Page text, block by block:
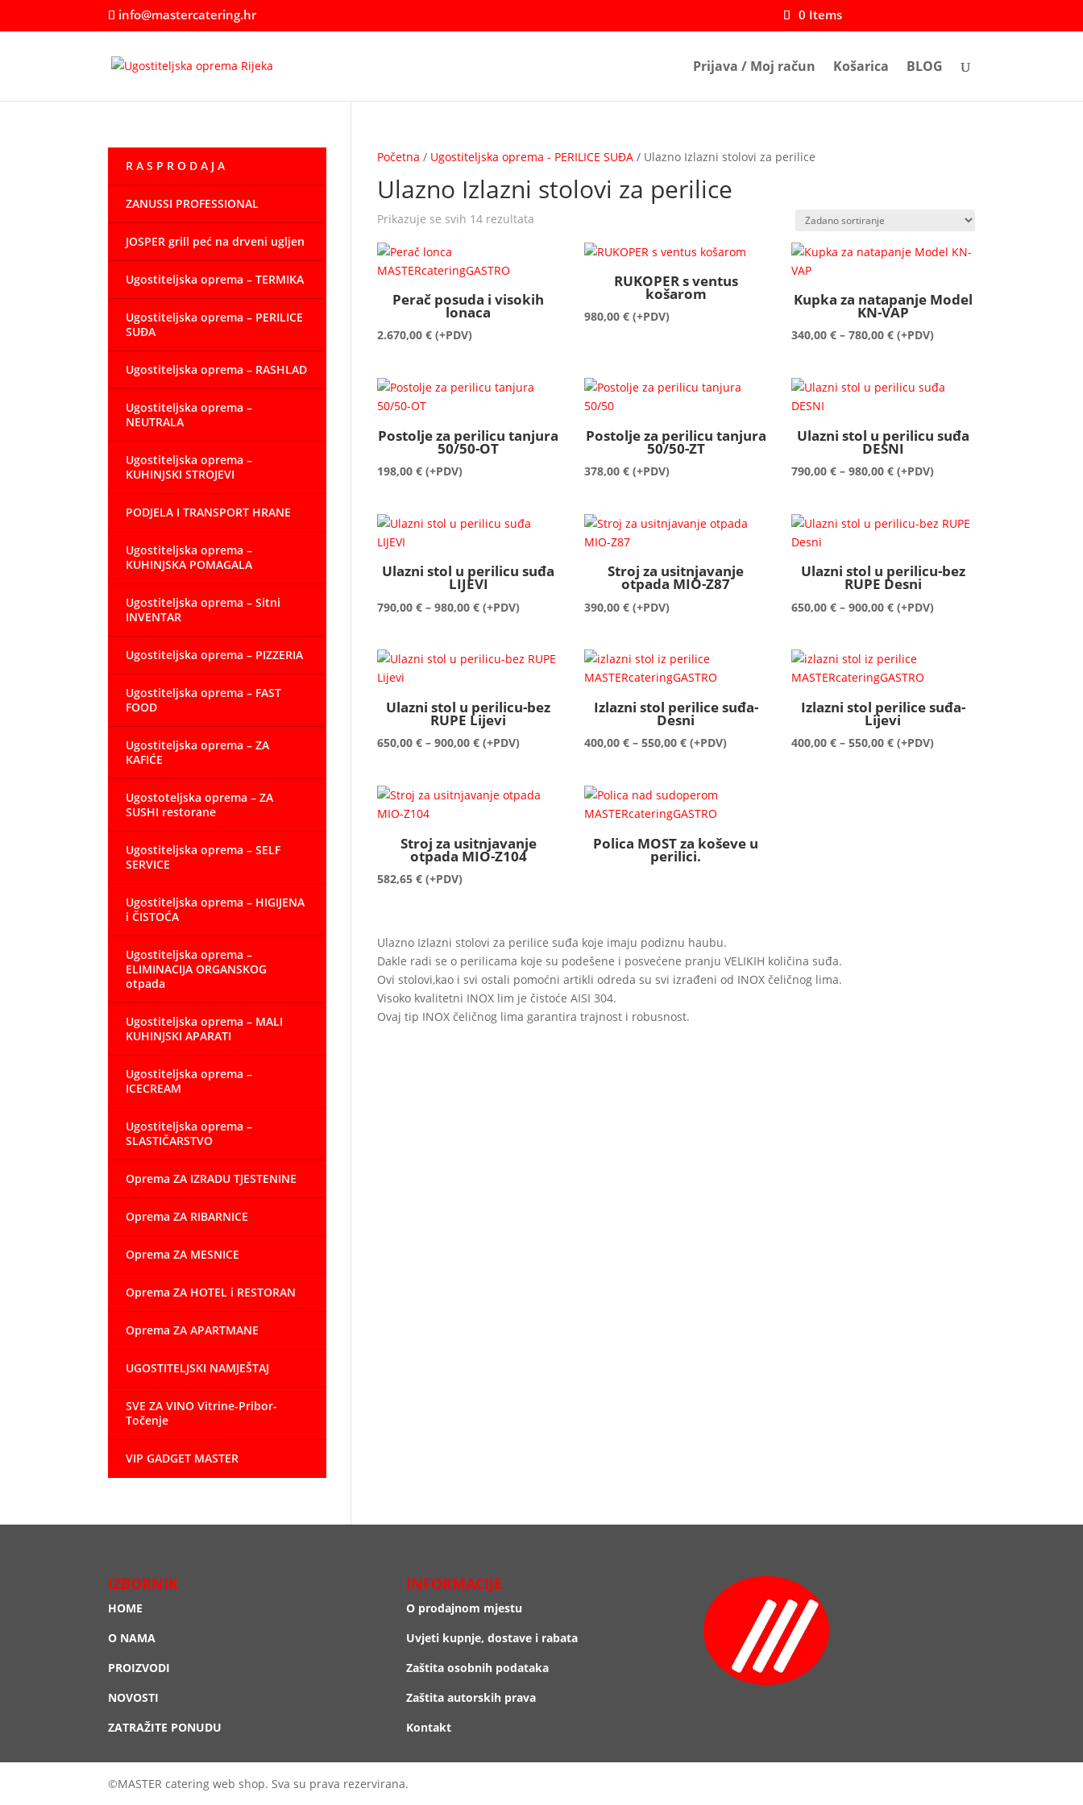
info@mastercatering.hr 0 Items
Prijava / Moj račun Košarica BLOG
Početna / Ugostiteljska oprema - PERILICE SUĐA/ Ulazno Izlazni stolovi za perilice
Ulazno Izlazni stolovi za perilice
Prikazuje se svih 14 rezultata
Perač posuda i visokih
lonaca
2.670,00 € (+PDV)
RUKOPER s ventus
košarom
980,00 € (+PDV)
Kupka za natapanje Model
KN-VAP
340,00€ – 780,00€Raspon
340,00 €
780,00 €
(+PDV)
Postolje za perilicu tanjura
50/50-OT
198,00 € (+PDV)
Postolje za perilicu tanjura
50/50-ZT
378,00 € (+PDV)
Ulazni stol u perilicu suđa
DESNI
790,00€ – 980,00€Raspon
790,00 €
980,00 €
(+PDV)
Ulazni stol u perilicu suđa
LIJEVI
790,00 € – 980,00 €Raspon
790,00 €
980,00 €
(+PDV)
Stroj za usitnjavanje
otpada MIO-Z87
390,00 € (+PDV)
Ulazni stol u perilicu-bez
RUPE Desni
650,00€ – 900,00€Raspon
650,00 €
do
900,00 €
(+PDV)
Ulazni stol u perilicu-bez
RUPE Lijevi
650,00 € – 900,00 €Raspon
650,00 €
900,00 €
(+PDV)
Izlazni stol perilice suđa-
Desni
400,00 € – 550,00 €Raspon
400,00 €
do
550,00 €
(+PDV)
Izlazni stol perilice suđa-
Lijevi
400,00€ – 550,00€Raspon
(+PDV)
Stroj za usitnjavanje
otpada MIO-Z104
582,65 € (+PDV)
Polica MOST za koševe u
perilici.
Ulazno Izlazni stolovi za perilice suđa koje imaju podiznu haubu.
Dakle radi se o perilicama koje su podešene i posvećene pranju VELIKIH količina suđa.
Ovi stolovi,kao i svi ostali pomoćni artikli odreda su svi izrađeni od INOX čeličnog lima.
Visoko kvalitetni INOX lim je čistoće AISI 304.
Ovaj tip INOX čeličnog lima garantira trajnost i robusnost.
R A S P R O D A J A
ZANUSSI PROFESSIONAL
JOSPER grill peć na drveni ugljen
Ugostiteljska oprema – TERMIKA
Ugostiteljska oprema – PERILICE
SUĐA
Ugostiteljska oprema – RASHLAD
Ugostiteljska oprema –
NEUTRALA
Ugostiteljska oprema –
KUHINJSKI STROJEVI
PODJELA I TRANSPORT HRANE
Ugostiteljska oprema –
KUHINJSKA POMAGALA
Ugostiteljska oprema – Sitni
INVENTAR
Ugostiteljska oprema – PIZZERIA
Ugostiteljska oprema – FAST
FOOD
Ugostiteljska oprema – ZA
KAFIĆE
Ugostoteljska oprema – ZA
SUSHI restorane
Ugostiteljska oprema – SELF
SERVICE
Ugostiteljska oprema – HIGIJENA
i ČISTOĆA
Ugostiteljska oprema –
ELIMINACIJA ORGANSKOG
otpada
Ugostiteljska oprema – MALI
KUHINJSKI APARATI
Ugostiteljska oprema –
ICECREAM
Ugostiteljska oprema –
SLASTIČARSTVO
Oprema ZA IZRADU TJESTENINE
Oprema ZA RIBARNICE
Oprema ZA MESNICE
Oprema ZA HOTEL i RESTORAN
Oprema ZA APARTMANE
UGOSTITELJSKI NAMJEŠTAJ
SVE ZA VINO Vitrine-Pribor-
Točenje
VIP GADGET MASTER
IZBORNIK
HOME
O NAMA
PROIZVODI
NOVOSTI
ZATRAŽITE PONUDU
INFORMACIJE
O prodajnom mjestu
Uvjeti kupnje, dostave i rabata
Zaštita osobnih podataka
Zaštita autorskih prava
Kontakt
©MASTER catering web shop. Sva su prava rezervirana.